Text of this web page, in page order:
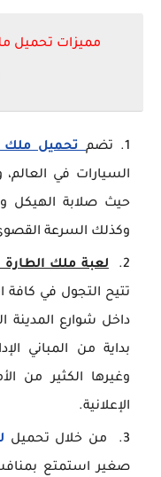
تضمتحميل ملك
السيارات في
حيث صلابة الهيكل
وكذلك السرعة
لعبة ملك الطارة
تتيح التجول في كافة
داخل شوارع المدينة
بداية من المباني
وغيرها الكثير من
الإعلانية.
من خلال تحميل
صغير استمتع